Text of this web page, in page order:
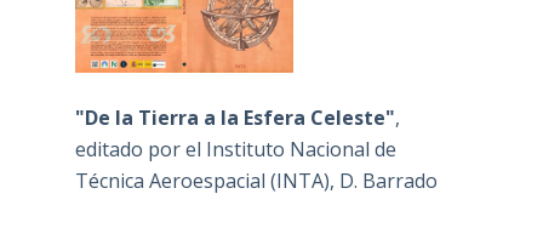
"De la Tierra a la Esfera Celeste",
editado por el Instituto Nacional de
Técnica Aeroespacial (INTA), D. Barrado